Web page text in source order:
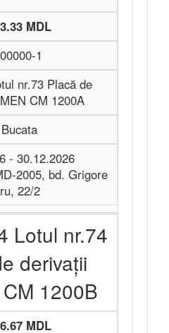
MDL
1
nr.73 Placă de
CM 1200A
- 30.12.2026
2005, bd. Grigore
22/2
Lotul nr.74
derivații
1200B
MDL